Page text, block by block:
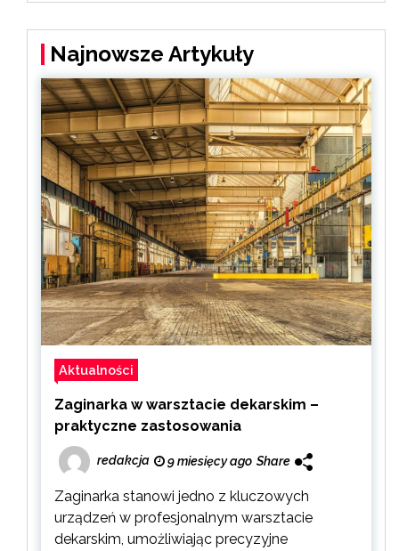
Najnowsze Artykuły
Aktualności
Zaginarka w warsztacie dekarskim –
praktyczne zastosowania
redakcja 9 miesięcy ago Share
Zaginarka stanowi jedno z kluczowych
urządzeń w profesjonalnym warsztacie
dekarskim, umożliwiając precyzyjne